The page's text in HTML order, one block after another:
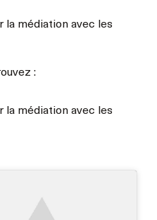
la médiation avec les
:
la médiation avec les